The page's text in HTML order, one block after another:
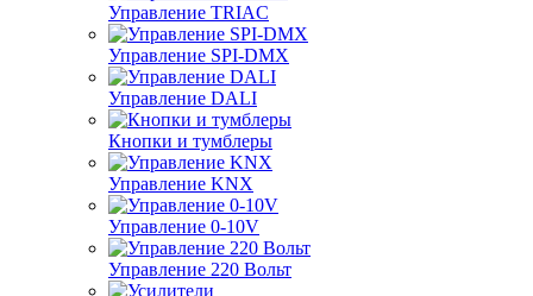
Управление TRIAC
Управление SPI-DMX
Управление DALI
Кнопки и тумблеры
Управление KNX
Управление 0-10V
Управление 220 Вольт